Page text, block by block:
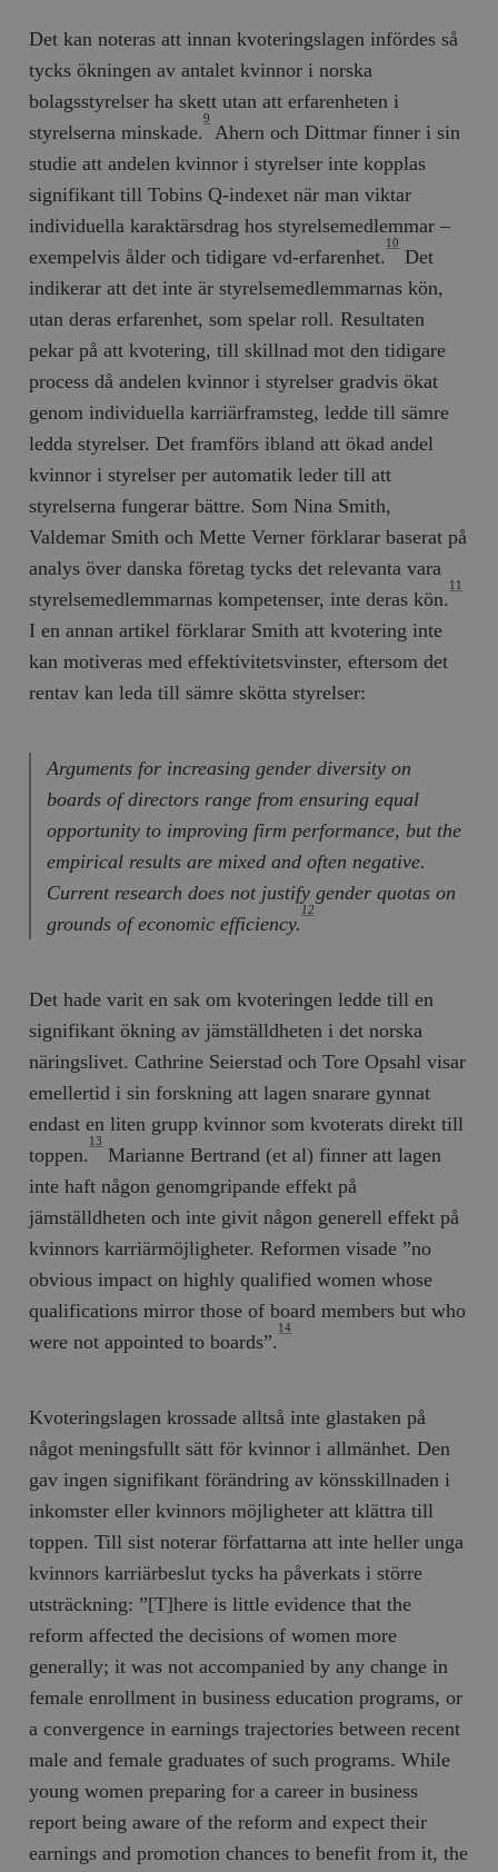
Det kan noteras att innan kvoteringslagen infördes så
tycks ökningen av antalet kvinnor i norska
bolagsstyrelser ha skett utan att erfarenheten i
styrelserna minskade.
9
Ahern och Dittmar finner i sin
studie att andelen kvinnor i styrelser inte kopplas
signifikant till Tobins Q-indexet när man viktar
individuella karaktärsdrag hos styrelsemedlemmar –
exempelvis ålder och tidigare vd-erfarenhet.
10
Det
indikerar att det inte är styrelsemedlemmarnas kön,
utan deras erfarenhet, som spelar roll. Resultaten
pekar på att kvotering, till skillnad mot den tidigare
process då andelen kvinnor i styrelser gradvis ökat
genom individuella karriärframsteg, ledde till sämre
ledda styrelser. Det framförs ibland att ökad andel
kvinnor i styrelser per automatik leder till att
styrelserna fungerar bättre. Som Nina Smith,
Valdemar Smith och Mette Verner förklarar baserat på
analys över danska företag tycks det relevanta vara
styrelsemedlemmarnas kompetenser, inte deras kön.
11
I en annan artikel förklarar Smith att kvotering inte
kan motiveras med effektivitetsvinster, eftersom det
rentav kan leda till sämre skötta styrelser:
Arguments for increasing gender diversity on
boards of directors range from ensuring equal
opportunity to improving firm performance, but the
empirical results are mixed and often negative.
Current research does not justify gender quotas on
grounds of economic efficiency.
12
Det hade varit en sak om kvoteringen ledde till en
signifikant ökning av jämställdheten i det norska
näringslivet. Cathrine Seierstad och Tore Opsahl visar
emellertid i sin forskning att lagen snarare gynnat
endast en liten grupp kvinnor som kvoterats direkt till
toppen.
13
­Marianne Bertrand (et al) finner att lagen
inte haft någon genom­gripande effekt på
jämställdheten och inte givit någon generell effekt på
kvinnors karriärmöjligheter. Reformen visade ”no
obvious impact on highly qualified women whose
qualifications mirror those of board members but who
were not appointed to boards”.
14
Kvoteringslagen krossade alltså inte glastaken på
något meningsfullt sätt för kvinnor i allmänhet. Den
gav ingen signifikant förändring av könsskillnaden i
inkomster eller kvinnors möjligheter att klättra till
toppen. Till sist noterar författarna att inte heller unga
kvinnors karriär­beslut tycks ha påverkats i större
utsträckning: ”[T]here is little evidence that the
reform affected the decisions of women more
generally; it was not accompanied by any change in
female enrollment in business education programs, or
a convergence in earnings trajectories between recent
male and female graduates of such programs. While
young women preparing for a career in business
report being aware of the reform and expect their
earnings and promotion chances to benefit from it, the